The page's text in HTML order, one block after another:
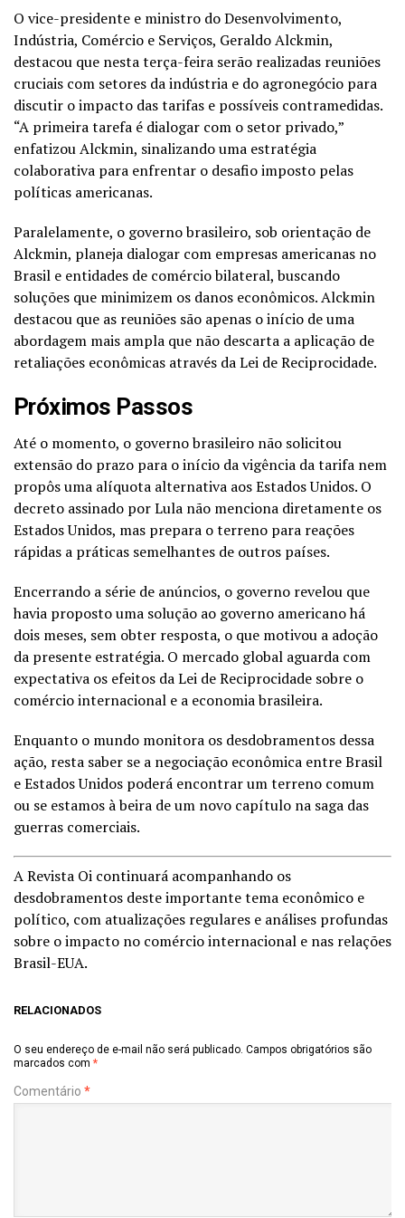
O vice-presidente e ministro do Desenvolvimento,
Indústria, Comércio e Serviços, Geraldo Alckmin,
destacou que nesta terça-feira serão realizadas reuniões
cruciais com setores da indústria e do agronegócio para
discutir o impacto das tarifas e possíveis contramedidas.
“A primeira tarefa é dialogar com o setor privado,”
enfatizou Alckmin, sinalizando uma estratégia
colaborativa para enfrentar o desafio imposto pelas
políticas americanas.
Paralelamente, o governo brasileiro, sob orientação de
Alckmin, planeja dialogar com empresas americanas no
Brasil e entidades de comércio bilateral, buscando
soluções que minimizem os danos econômicos. Alckmin
destacou que as reuniões são apenas o início de uma
abordagem mais ampla que não descarta a aplicação de
retaliações econômicas através da Lei de Reciprocidade.
Próximos Passos
Até o momento, o governo brasileiro não solicitou
extensão do prazo para o início da vigência da tarifa nem
propôs uma alíquota alternativa aos Estados Unidos. O
decreto assinado por Lula não menciona diretamente os
Estados Unidos, mas prepara o terreno para reações
rápidas a práticas semelhantes de outros países.
Encerrando a série de anúncios, o governo revelou que
havia proposto uma solução ao governo americano há
dois meses, sem obter resposta, o que motivou a adoção
da presente estratégia. O mercado global aguarda com
expectativa os efeitos da Lei de Reciprocidade sobre o
comércio internacional e a economia brasileira.
Enquanto o mundo monitora os desdobramentos dessa
ação, resta saber se a negociação econômica entre Brasil
e Estados Unidos poderá encontrar um terreno comum
ou se estamos à beira de um novo capítulo na saga das
guerras comerciais.
A Revista Oi continuará acompanhando os
desdobramentos deste importante tema econômico e
político, com atualizações regulares e análises profundas
sobre o impacto no comércio internacional e nas relações
Brasil-EUA.
RELACIONADOS
O seu endereço de e-mail não será publicado. Campos obrigatórios são
marcados com *
Comentário *